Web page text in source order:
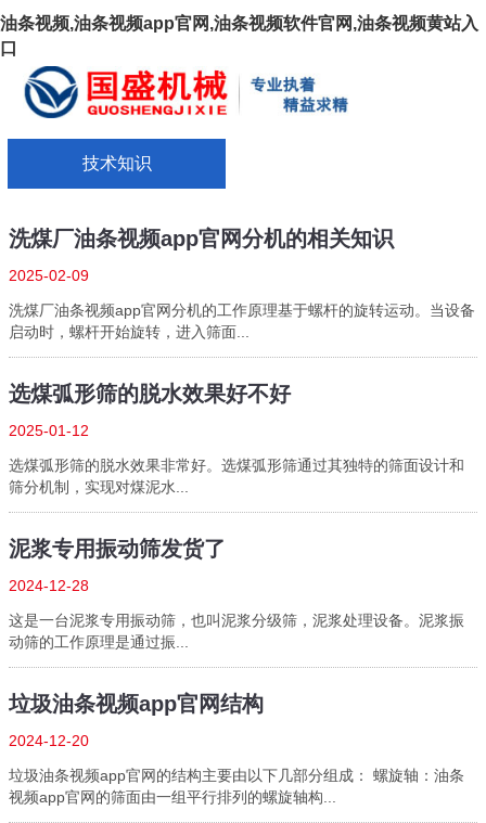
油条视频,油条视频app官网,油条视频软件官网,油条视频黄站入
口
技术知识
洗煤厂油条视频app官网分机的相关知识
2025-02-09
洗煤厂油条视频app官网分机的工作原理基于螺杆的旋转运动。当设备
启动时，螺杆开始旋转，进入筛面...
选煤弧形筛的脱水效果好不好
2025-01-12
选煤弧形筛的脱水效果非常好。选煤弧形筛通过其独特的筛面设计和
筛分机制，实现对煤泥水...
泥浆专用振动筛发货了
2024-12-28
这是一台泥浆专用振动筛，也叫泥浆分级筛，泥浆处理设备。泥浆振
动筛的工作原理是通过振...
垃圾油条视频app官网结构
2024-12-20
垃圾油条视频app官网的结构主要由以下几部分组成： 螺旋轴：油条
视频app官网的筛面由一组平行排列的螺旋轴构...